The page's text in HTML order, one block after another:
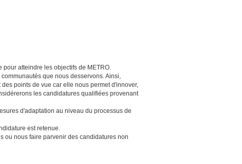
atteindre les objectifs de METRO.
que nous desservons. Ainsi,
points de vue car elle nous permet d'innover,
les candidatures qualifiées provenant
d'adaptation au niveau du processus de
est retenue.
ou nous faire parvenir des candidatures non